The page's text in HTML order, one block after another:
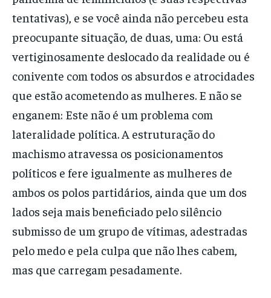
tentativas), e se você ainda não percebeu esta
preocupante situação, de duas, uma: Ou está
vertiginosamente deslocado da realidade ou é
conivente com todos os absurdos e atrocidades
que estão acometendo as mulheres. E não se
enganem: Este não é um problema com
lateralidade política. A estruturação do
machismo atravessa os posicionamentos
políticos e fere igualmente as mulheres de
ambos os polos partidários, ainda que um dos
lados seja mais beneficiado pelo silêncio
submisso de um grupo de vítimas, adestradas
pelo medo e pela culpa que não lhes cabem,
mas que carregam pesadamente.